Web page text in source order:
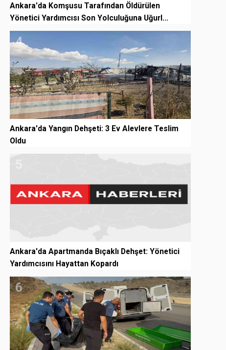
Ankara'da Komşusu Tarafından Öldürülen
Yönetici Yardımcısı Son Yolculuğuna Uğurl...
4
Ankara'da Yangın Dehşeti: 3 Ev Alevlere Teslim
Oldu
5
Ankara'da Apartmanda Bıçaklı Dehşet: Yönetici
Yardımcısını Hayattan Kopardı
6